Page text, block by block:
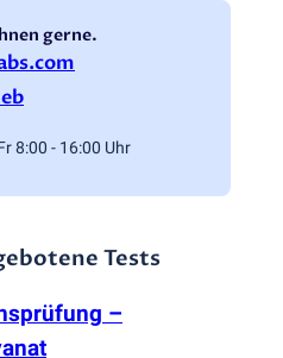
gerne.
8:00 - 16:00 Uhr
Tests
–